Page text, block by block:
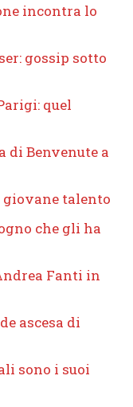
incontra lo
gossip sotto
quel
di Benvenute a
talento
che gli ha
Fanti in
ascesa di
sono i suoi